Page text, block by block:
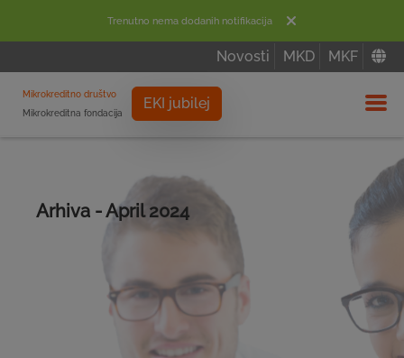
Trenutno nema dodanih notifikacija
Novosti MKD MKF
Mikrokreditno društvo
Mikrokreditna fondacija
EKI jubilej
Arhiva - April 2024